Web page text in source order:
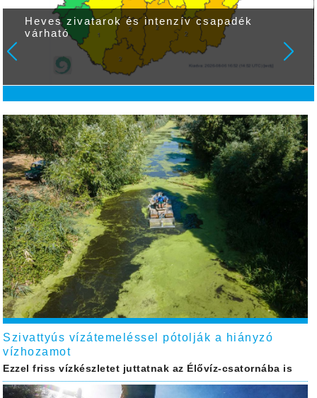
Heves zivatarok és intenzív csapadék
várható
Szivattyús vízátemeléssel pótolják a hiányzó
vízhozamot
Ezzel friss vízkészletet juttatnak az Élővíz-csatornába is